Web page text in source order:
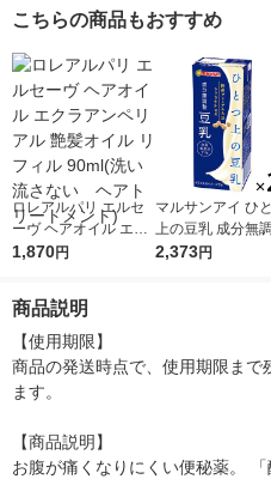
こちらの商品もおすすめ
ロレアルパリ エルセ
ーヴ ヘアオイル エク
ラアンペリアル 艶髪
トリートメント)
1,870円
マルサンアイ ひ
上の豆乳 成分無
豆乳 200ml 1箱（
2,373円
商品説明
【使用期限】
商品の発送時点で、使用期限まで
ます。
【商品説明】
お腹が痛くなりにくい便秘薬。